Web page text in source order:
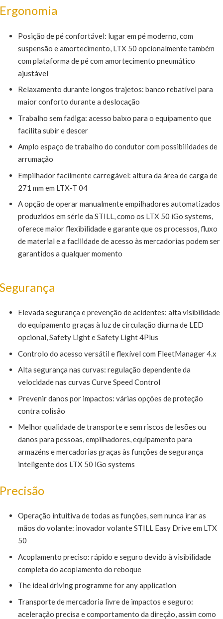
Posição de pé confortável: lugar em pé moderno, com
suspensão e amortecimento, LTX 50 opcionalmente também
com plataforma de pé com amortecimento pneumático
ajustável
Relaxamento durante longos trajetos: banco rebatível para
maior conforto durante a deslocação
Trabalho sem fadiga: acesso baixo para o equipamento que
facilita subir e descer
Amplo espaço de trabalho do condutor com possibilidades de
arrumação
Empilhador facilmente carregável: altura da área de carga de
271 mm em LTX-T 04
A opção de operar manualmente empilhadores automatizados
produzidos em série da STILL, como os LTX 50 iGo systems,
oferece maior flexibilidade e garante que os processos, fluxo
de material e a facilidade de acesso às mercadorias podem ser
garantidos a qualquer momento
Elevada segurança e prevenção de acidentes: alta visibilidade
do equipamento graças à luz de circulação diurna de LED
opcional, Safety Light e Safety Light 4Plus
Controlo do acesso versátil e flexível com FleetManager 4.x
Alta segurança nas curvas: regulação dependente da
velocidade nas curvas Curve Speed Control
Prevenir danos por impactos: várias opções de proteção
contra colisão
Melhor qualidade de transporte e sem riscos de lesões ou
danos para pessoas, empilhadores, equipamento para
armazéns e mercadorias graças às funções de segurança
inteligente dos LTX 50 iGo systems
Operação intuitiva de todas as funções, sem nunca irar as
mãos do volante: inovador volante STILL Easy Drive em LTX
50
Acoplamento preciso: rápido e seguro devido à visibilidade
completa do acoplamento do reboque
The ideal driving programme for any application
Transporte de mercadoria livre de impactos e seguro:
aceleração precisa e comportamento da direção, assim como